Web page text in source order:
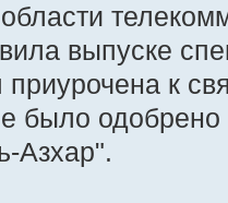
выпуске
приурочена к
было
Азхар".